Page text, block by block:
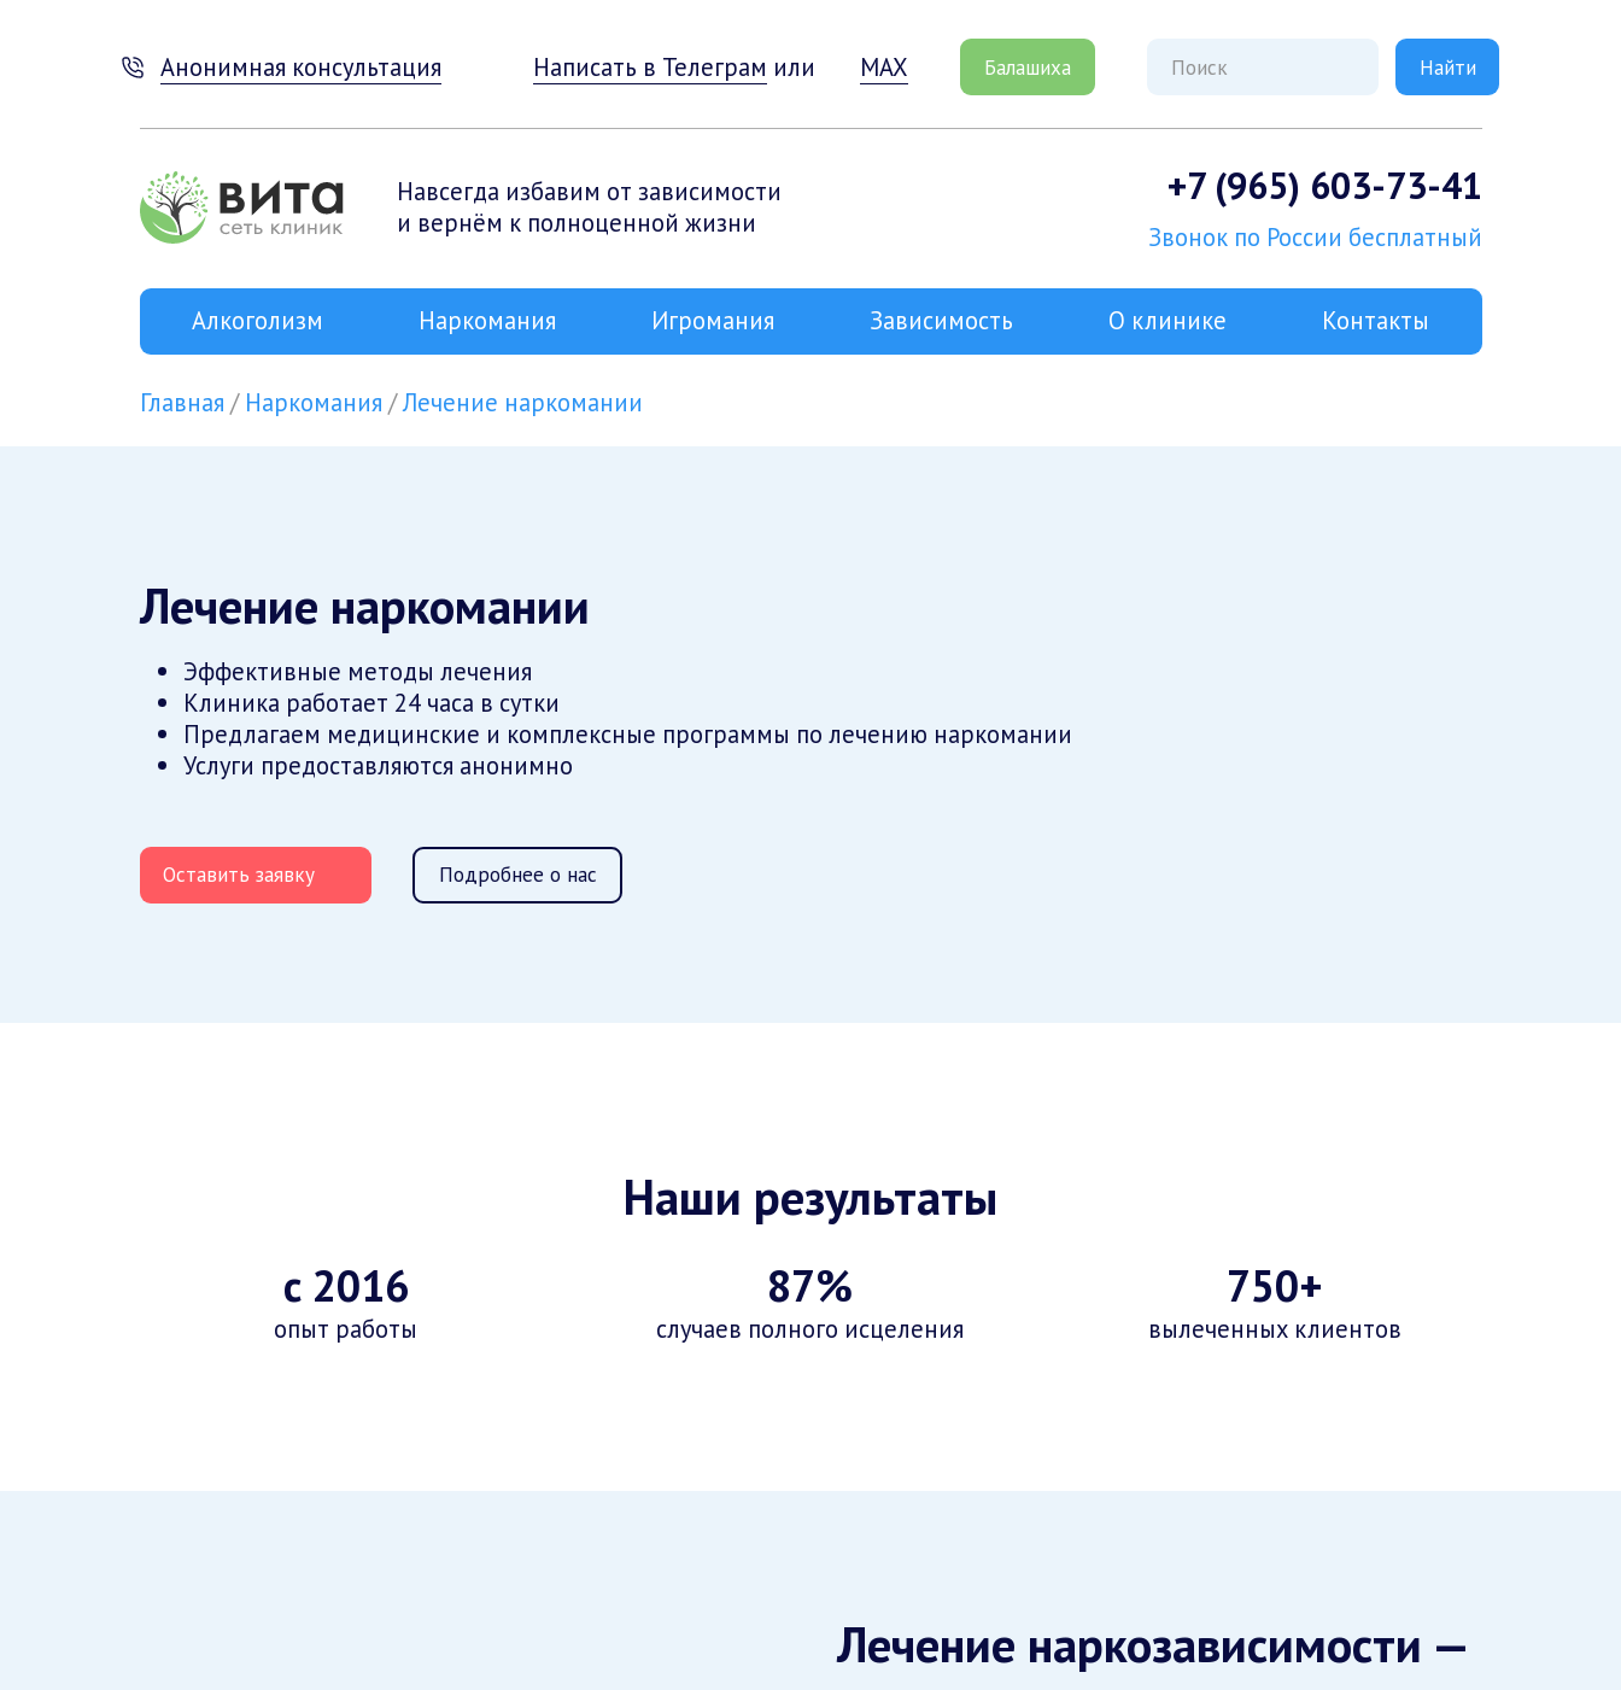
Анонимная консультация Написать в Телеграм или MAX Балашиха
Навсегда избавим от зависимости
и вернём к полноценной жизни
+7 (965) 603-73-41
Звонок по России бесплатный
Алкоголизм Наркомания Игромания Зависимость О клинике Контакты
Главная Наркомания Лечение наркомании
Лечение наркомании
Эффективные методы лечения
Клиника работает 24 часа в сутки
Предлагаем медицинские и комплексные программы по лечению наркомании
Услуги предоставляются анонимно
Оставить заявку Подробнее о нас
Наши результаты
с 2016
опыт работы
87%
случаев полного исцеления
750+
вылеченных клиентов
Лечение наркозависимости —